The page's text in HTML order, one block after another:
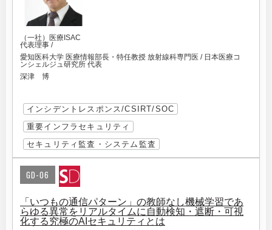
（一社）医療ISAC
代表理事 /
愛知医科大学 医療情報部長・特任教授 放射線科専門医 / 日本医療コ
ンシェルジュ研究所 代表
深津 博
インシデントレスポンス/CSIRT/SOC
重要インフラセキュリティ
セキュリティ監査・システム監査
GD-06
「いつもの通信パターン」の教師なし機械学習であ
らゆる異常をリアルタイムに自動検知・遮断・可視
化する究極のAIセキュリティとは